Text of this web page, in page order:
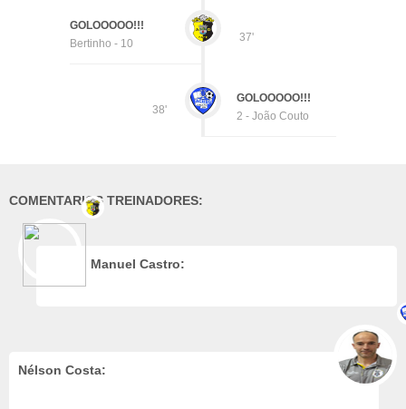
37'
GOLOOOOO!!!
Bertinho - 10
38'
GOLOOOOO!!!
2 - João Couto
COMENTARIOS TREINADORES:
Manuel Castro:
Nélson Costa: